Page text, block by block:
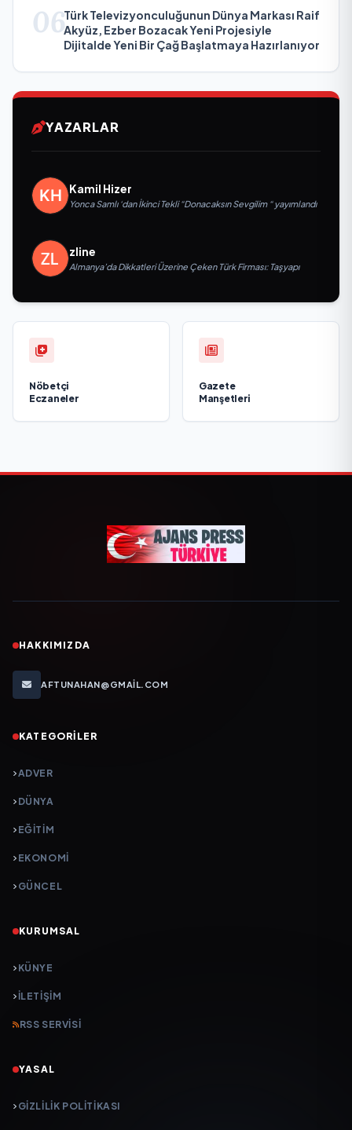
06Türk Televizyonculuğunun Dünya Markası Raif
Akyüz, Ezber Bozacak Yeni Projesiyle
Dijitalde Yeni Bir Çağ Başlatmaya Hazırlanıyor
YAZARLAR
Kamil Hizer
Yonca Samlı ‘dan İkinci Tekli “Donacaksın Sevgilim “ yayımlandı
zline
Almanya’da Dikkatleri Üzerine Çeken Türk Firması: Taşyapı
Nöbetçi
Eczaneler
Gazete
Manşetleri
HAKKIMIZDA
AFTUNAHAN@GMAIL.COM
KATEGORILER
ADVER
DÜNYA
EĞİTİM
EKONOMİ
GÜNCEL
KURUMSAL
KÜNYE
İLETIŞIM
RSS SERVISI
YASAL
GIZLILIK POLITIKASI